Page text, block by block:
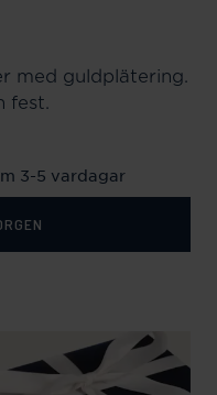
med guldplätering.
fest.
3-5 vardagar